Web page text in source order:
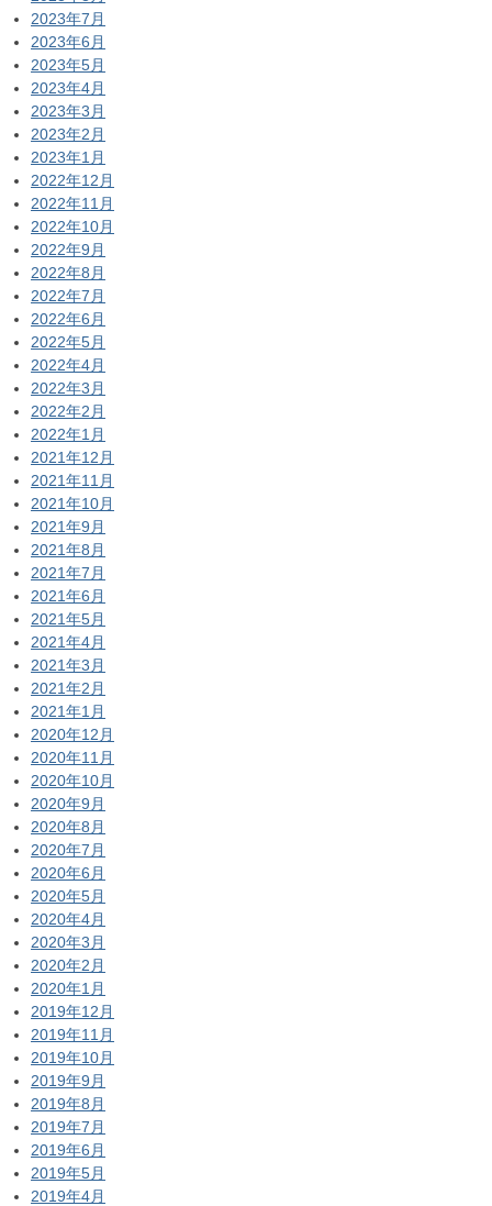
2023年7月
2023年6月
2023年5月
2023年4月
2023年3月
2023年2月
2023年1月
2022年12月
2022年11月
2022年10月
2022年9月
2022年8月
2022年7月
2022年6月
2022年5月
2022年4月
2022年3月
2022年2月
2022年1月
2021年12月
2021年11月
2021年10月
2021年9月
2021年8月
2021年7月
2021年6月
2021年5月
2021年4月
2021年3月
2021年2月
2021年1月
2020年12月
2020年11月
2020年10月
2020年9月
2020年8月
2020年7月
2020年6月
2020年5月
2020年4月
2020年3月
2020年2月
2020年1月
2019年12月
2019年11月
2019年10月
2019年9月
2019年8月
2019年7月
2019年6月
2019年5月
2019年4月